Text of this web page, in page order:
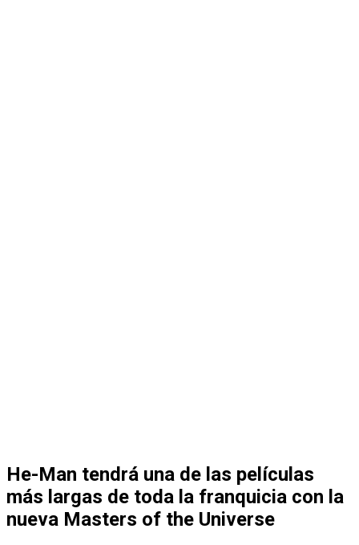
He-Man tendrá una de las películas
más largas de toda la franquicia con la
nueva Masters of the Universe